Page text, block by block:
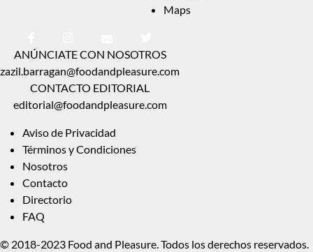
Maps
ANÚNCIATE CON NOSOTROS
zazil.barragan@foodandpleasure.com
CONTACTO EDITORIAL
editorial@foodandpleasure.com
Aviso de Privacidad
Términos y Condiciones
Nosotros
Contacto
Directorio
FAQ
© 2018-2023 Food and Pleasure. Todos los derechos reservados.